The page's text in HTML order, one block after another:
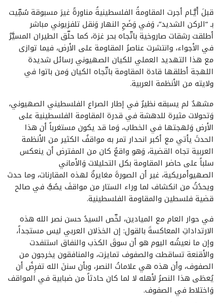
قبلَ أَيَّـام أجرت المقاومةُ الفلسطينيةُ مناورةً غيرَ مسبوقة سُمِّيت
بـ “الركن الشديد”، وَفي وَضَحِ النهار وَنقل تلفزيوني مباشر
أطلقت رشقات صاروخية باتّجاه بحر غزة، كما حلّق الطيران المسيَّرُ
في الأجواء، وانتشرت عناصرُ المقاومة على الأرض، فيما توازى
مع هذا التهديد العملي للكيان الصهيوني رسائل شديدة
اللهجة أطلقها قادة المقاومة باتّجاه الكيان وَمن باتوا في
ولايته من الأنظمة العربية.
مشهدٌ لم يسبقه نظيرٌ في إطار الصراع الفلسطيني الصهيوني،
وَتحولات مثيرة للدهشة في قدرة المقاومة الفلسطينية على
الأرض وَلهجتها في الخطاب، وَما قد يكون مستغرباً أن هذا
الحدثَ يأتي مع أكبر انحدار تمر به مواقفُ الكثير من الأنظمة
العربية تجاه القضية، وَهو واقعٌ كان من المفترض أن ينعكس
سلباً على حاضر المقاومة بكل التحليلات وَالأماني
الصهيوأمريكية، غير أن الصورةَ مغايرةٌ لهذه المقارنات، وما حدث
ويحدُثُ من انكشاف لما وراء الستار من مواقفَ يصُبُّ في صالح
قضية فلسطين والمقاومة الفلسطينية.
في حوار العام مع الميادين، لخّص السيدُ حسن نصر الله هذه
الارتداداتِ المعاكسةَ بالقول: إن الخذلان العربي ليس مستجداً،
وإن ما نعيشُه اليوم هو أن سوقَ الكذب والنفاق استنفدت
والأقنعة تساقطت والصفوف تمايزت، والمنافقون يخرجون من
الصفوف، وأن هذه هي علاماتُ النصر، وبأن سننَ الله تفرِضُ أن
يُعطَى هذا النصرُ لأهله لا لما كان حادثاً من ضبابية في المواقف
وَاختلاط في الصفوف.